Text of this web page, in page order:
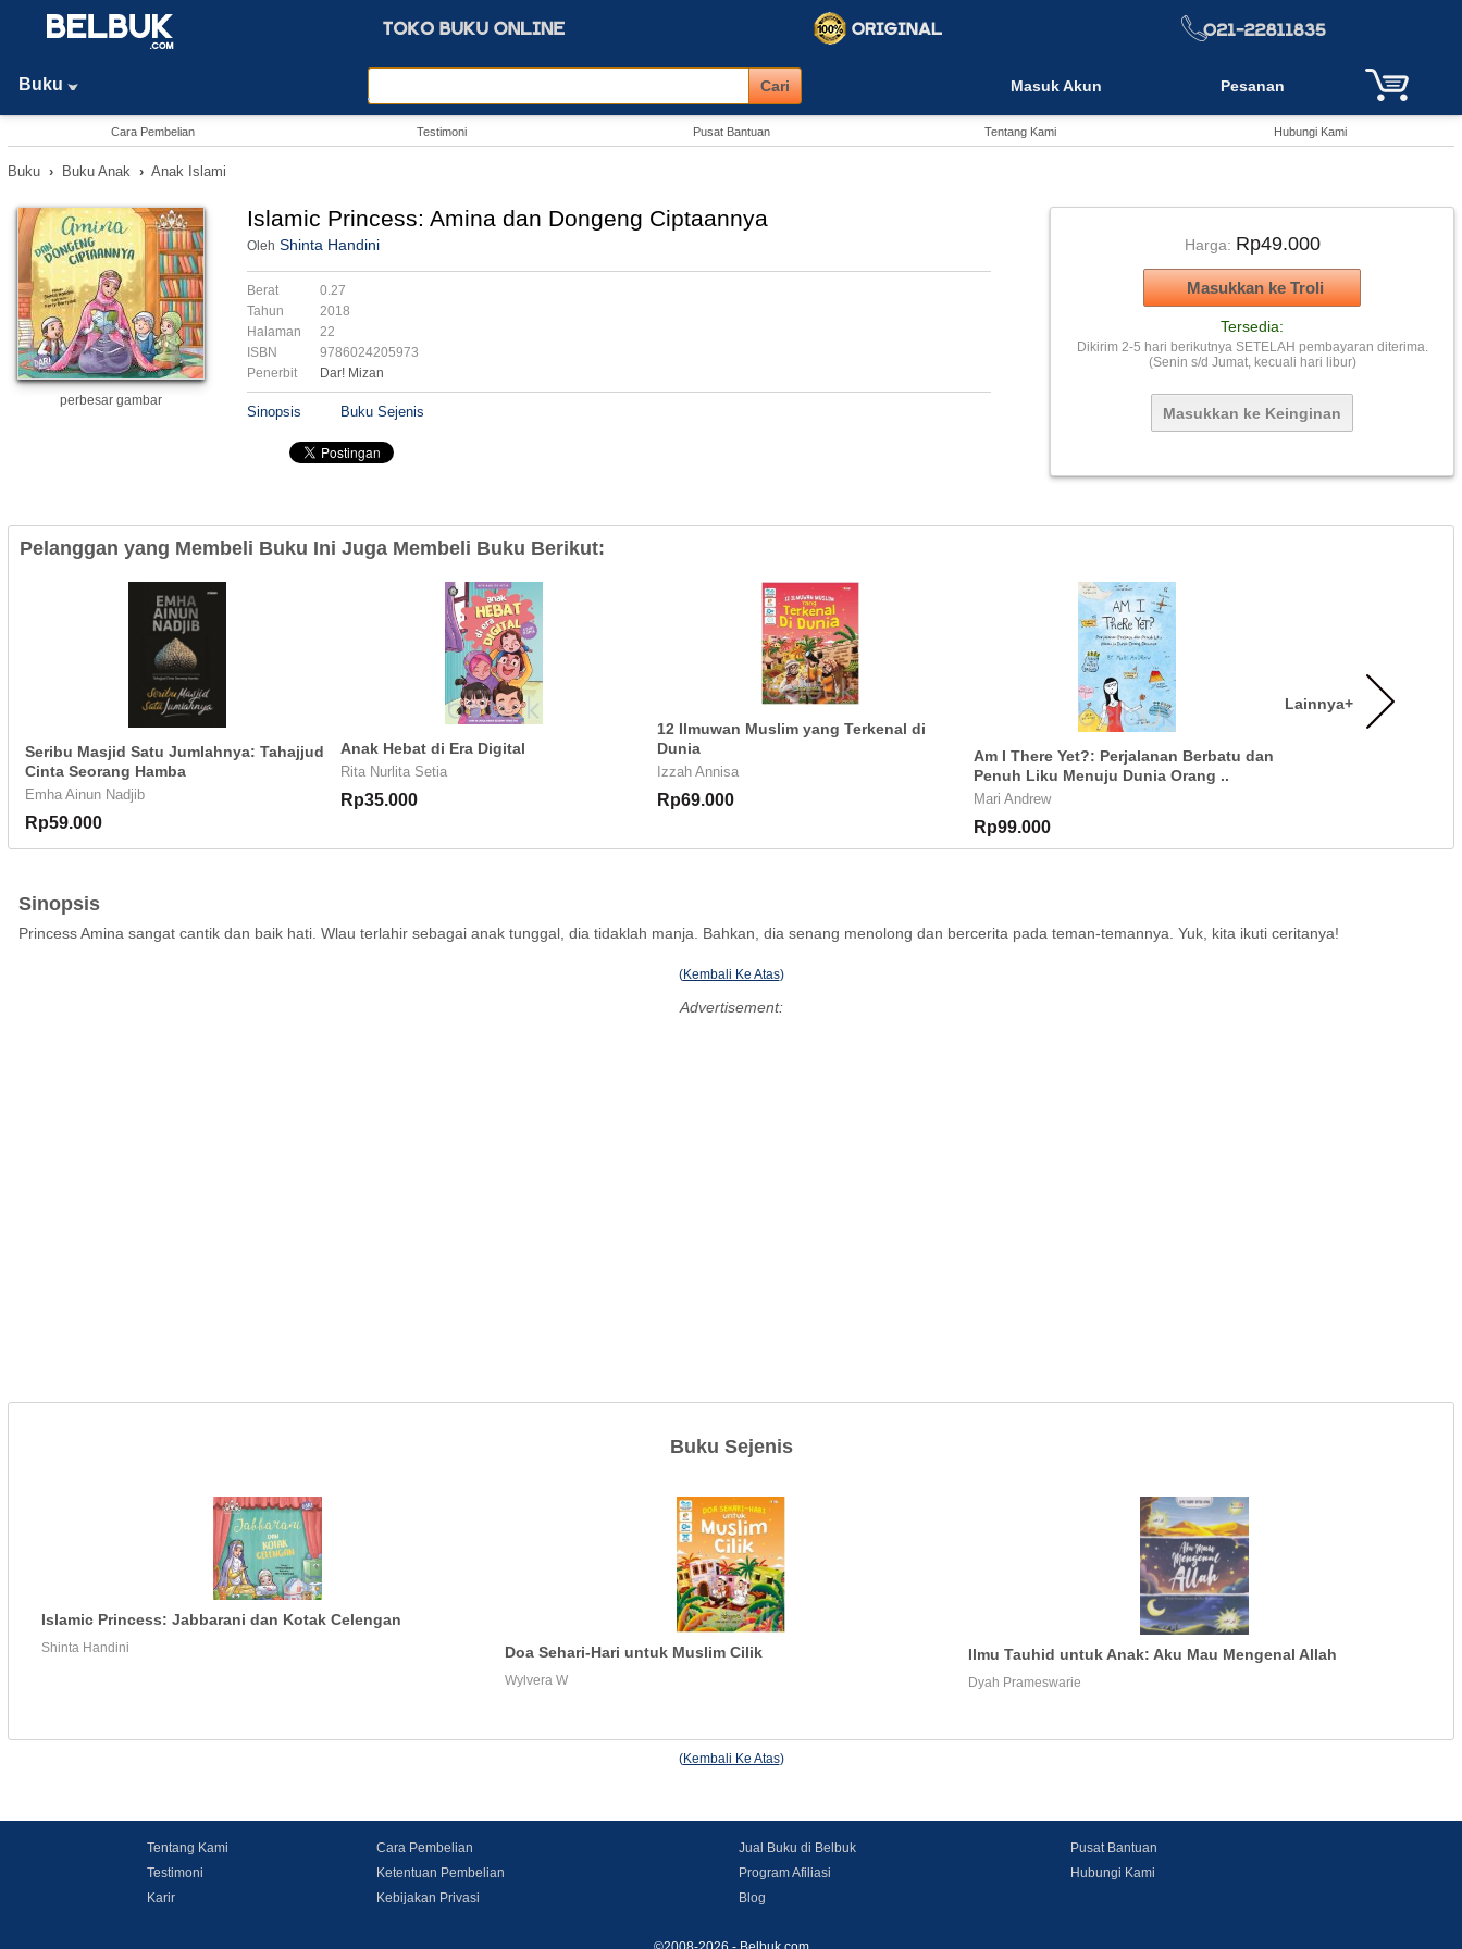
Buku Masuk Akun Pesanan
Cara Pembelian Testimoni Pusat Bantuan Tentang Kami Hubungi Kami
Buku › Buku Anak › Anak Islami
perbesar gambar
Islamic Princess: Amina dan Dongeng Ciptaannya
Oleh Shinta Handini
Berat
0.27
Tahun
2018
Halaman
22
ISBN
9786024205973
Penerbit
Dar! Mizan
Sinopsis Buku Sejenis
Harga: Rp49.000
Tersedia:
Dikirim 2-5 hari berikutnya SETELAH pembayaran diterima.
(Senin s/d Jumat, kecuali hari libur)
Pelanggan yang Membeli Buku Ini Juga Membeli Buku Berikut:
Seribu Masjid Satu Jumlahnya: Tahajjud
Cinta Seorang Hamba
Emha Ainun Nadjib
Rp59.000
Anak Hebat di Era Digital
Rita Nurlita Setia
Rp35.000
12 Ilmuwan Muslim yang Terkenal di
Dunia
Izzah Annisa
Rp69.000
Am I There Yet?: Perjalanan Berbatu dan
Penuh Liku Menuju Dunia Orang ..
Mari Andrew
Rp99.000
Lainnya+
Sinopsis
Princess Amina sangat cantik dan baik hati. Wlau terlahir sebagai anak tunggal, dia tidaklah manja. Bahkan, dia senang menolong dan bercerita pada teman-temannya. Yuk, kita ikuti ceritanya!
(Kembali Ke Atas)
Advertisement:
Buku Sejenis
Islamic Princess: Jabbarani dan Kotak Celengan
Shinta Handini Doa Sehari-Hari untuk Muslim Cilik
Wylvera W
Ilmu Tauhid untuk Anak: Aku Mau Mengenal Allah
Dyah Prameswarie
(Kembali Ke Atas)
Tentang Kami
Testimoni
Karir
Cara Pembelian
Ketentuan Pembelian
Kebijakan Privasi
Jual Buku di Belbuk
Program Afiliasi
Blog
Pusat Bantuan
Hubungi Kami